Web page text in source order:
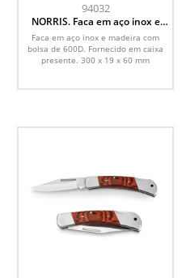
94032
NORRIS. Faca em aço inox e
madeira
Faca em aço inox e madeira com
bolsa de 600D. Fornecido em caixa
presente. 300 x 19 x 60 mm